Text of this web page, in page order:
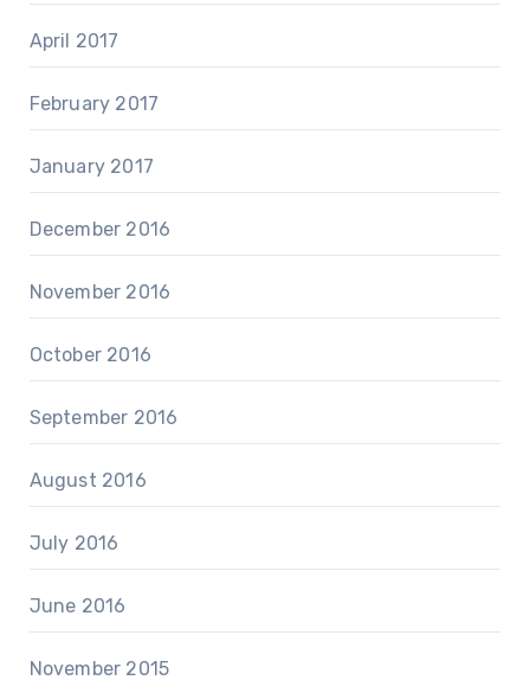
April 2017
February 2017
January 2017
December 2016
November 2016
October 2016
September 2016
August 2016
July 2016
June 2016
November 2015